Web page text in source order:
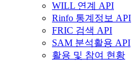
WILL 연계 API
Rinfo 통계정보 API
FRIC 검색 API
SAM 분석활용 API
활용 및 참여 현황